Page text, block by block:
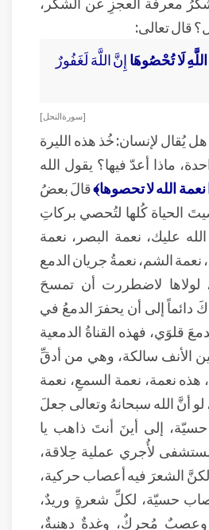
قال تعالى:
لَا تُحْصُوهَاإِنَّ اللَّهَ لَغَفُورٌ
[ سورة النحل ]
يُقال لإنسان: خُذ هذه الليرة
ماذا أعدّ فيها؟ يقول الله
الله لا تحصوها﴾قالَ بعضُ
الحياة كُلها لتُحصي بركاتِ
عليك، نعمة البصر، نعمة
نعمة الشم، نعمةُ جريان الدمع
لولاها لاضطررت أن تمسحَ
إلى أن يحفرَ الدمعُ في
قلوَي، فهذه القناةُ الدمعية
الأنف سالكة، وهي من أدقِّ
هذه نعمة، نعمة السمعِ، نعمة
أنَّ الله سبحانهُ وتعالى جعلَ
إلى أينَ أنتَ ذاهب يا
لأُجري عملية حِلاقة،
لكنَّ الشعرَ فيه أعصاب حركية،
حسيّة، لكلِّ شعرةٍ وريدٌ،
مُحركٌ، وغدةٌ دهنيةٌ،